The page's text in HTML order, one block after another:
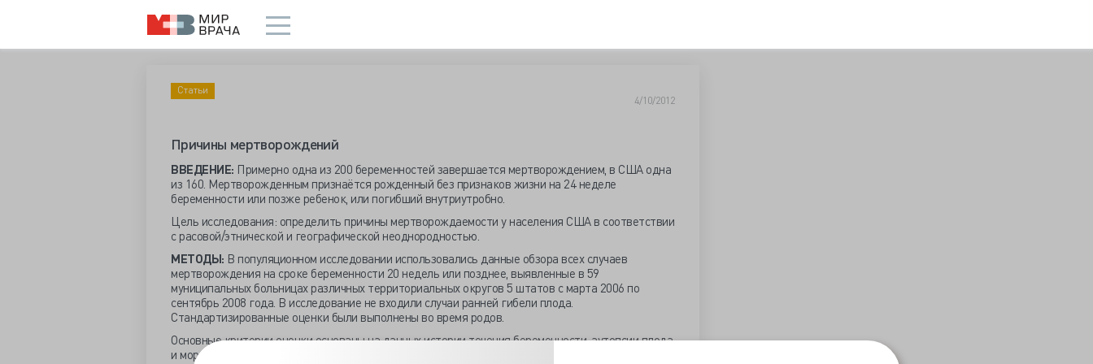
Статьи
4/10/2012
Причины мертворождений
ВВЕДЕНИЕ: Примерно одна из 200 беременностей завершается мертворождением, в США одна
из 160. Мертворожденным признаётся рожденный без признаков жизни на 24 неделе
беременности или позже ребенок, или погибший внутриутробно.
Цель исследования: определить причины мертворождаемости у населения США в соответствии
с расовой/этнической и географической неоднородностью.
МЕТОДЫ: В популяционном исследовании использовались данные обзора всех случаев
мертворождения на сроке беременности 20 недель или позднее, выявленные в 59
муниципальных больницах различных территориальных округов 5 штатов с марта 2006 по
сентябрь 2008 года. В исследование не входили случаи ранней гибели плода.
Стандартизированные оценки были выполнены во время родов.
Основные критерии оценки основаны на данных истории течения беременности, аутопсии плода
и морфологии плаценты, ДНК-исследовании, других лабораторных исследованиях.